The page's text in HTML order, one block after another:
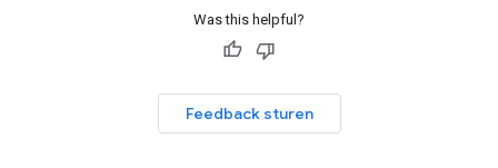
Was this helpful?
Feedback sturen